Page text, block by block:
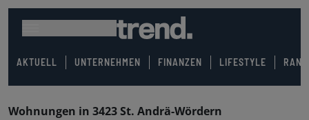
AKTUELL UNTERNEHMEN FINANZEN LIFESTYLE
Wohnungen in 3423 St. Andrä-Wördern